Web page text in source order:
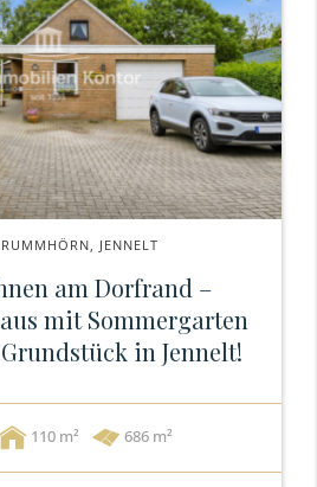
JENNELT
am Dorfrand –
mit Sommergarten
in Jennelt!
110 686 m²